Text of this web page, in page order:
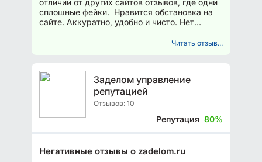
отличии от других сайтов отзывов, где одни
сплошные фейки. Нравится обстановка на
сайте. Аккуратно, удобно и чисто. Нет
Читать отзыв...
Заделом управление
репутацией
Отзывов: 10
Репутация 80%
Негативные отзывы о zadelom.ru